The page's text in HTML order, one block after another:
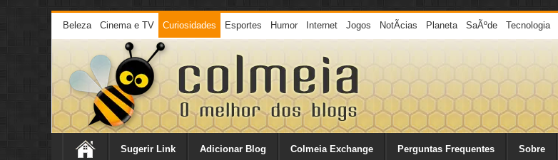
Beleza Cinema e TV Curiosidades Esportes Humor Internet Jogos NotÃ­cias Planeta SaÃºde Tecnologia
Sugerir Link Adicionar Blog Colmeia Exchange Perguntas Frequentes Sobre